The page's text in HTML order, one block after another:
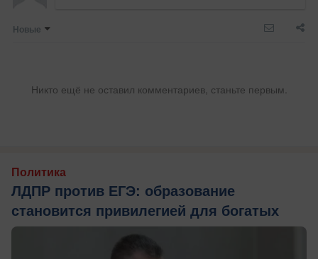
Новые
Никто ещё не оставил комментариев, станьте первым.
Политика
ЛДПР против ЕГЭ: образование
становится привилегией для богатых